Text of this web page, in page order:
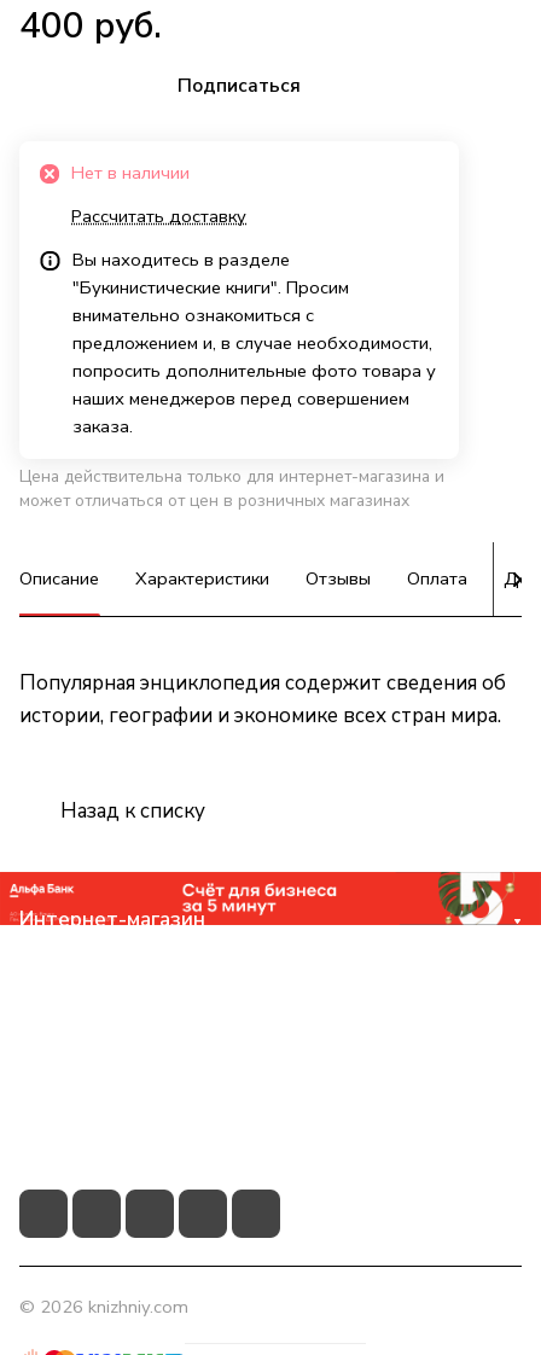
400 руб.
Подписаться
Нет в наличии
Рассчитать доставку
Вы находитесь в разделе
"Букинистические книги". Просим
внимательно ознакомиться с
предложением и, в случае необходимости,
попросить дополнительные фото товара у
наших менеджеров перед совершением
заказа.
Цена действительна только для интернет-магазина и
может отличаться от цен в розничных магазинах
Описание Характеристики Отзывы Оплата
Популярная энциклопедия содержит сведения об
истории, географии и экономике всех стран мира.
Назад к списку
Интернет-магазин
© 2026 knizhniy.com